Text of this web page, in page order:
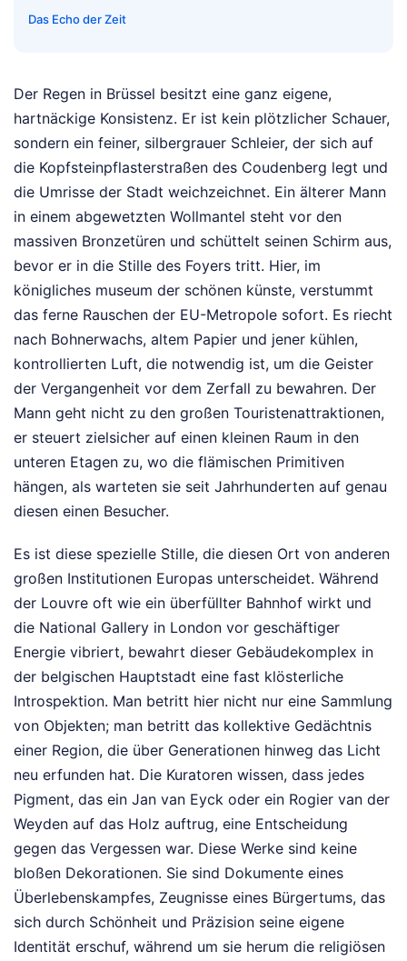
Das Echo der Zeit
Der Regen in Brüssel besitzt eine ganz eigene,
hartnäckige Konsistenz. Er ist kein plötzlicher Schauer,
sondern ein feiner, silbergrauer Schleier, der sich auf
die Kopfsteinpflasterstraßen des Coudenberg legt und
die Umrisse der Stadt weichzeichnet. Ein älterer Mann
in einem abgewetzten Wollmantel steht vor den
massiven Bronzetüren und schüttelt seinen Schirm aus,
bevor er in die Stille des Foyers tritt. Hier, im
königliches museum der schönen künste, verstummt
das ferne Rauschen der EU-Metropole sofort. Es riecht
nach Bohnerwachs, altem Papier und jener kühlen,
kontrollierten Luft, die notwendig ist, um die Geister
der Vergangenheit vor dem Zerfall zu bewahren. Der
Mann geht nicht zu den großen Touristenattraktionen,
er steuert zielsicher auf einen kleinen Raum in den
unteren Etagen zu, wo die flämischen Primitiven
hängen, als warteten sie seit Jahrhunderten auf genau
diesen einen Besucher.
Es ist diese spezielle Stille, die diesen Ort von anderen
großen Institutionen Europas unterscheidet. Während
der Louvre oft wie ein überfüllter Bahnhof wirkt und
die National Gallery in London vor geschäftiger
Energie vibriert, bewahrt dieser Gebäudekomplex in
der belgischen Hauptstadt eine fast klösterliche
Introspektion. Man betritt hier nicht nur eine Sammlung
von Objekten; man betritt das kollektive Gedächtnis
einer Region, die über Generationen hinweg das Licht
neu erfunden hat. Die Kuratoren wissen, dass jedes
Pigment, das ein Jan van Eyck oder ein Rogier van der
Weyden auf das Holz auftrug, eine Entscheidung
gegen das Vergessen war. Diese Werke sind keine
bloßen Dekorationen. Sie sind Dokumente eines
Überlebenskampfes, Zeugnisse eines Bürgertums, das
sich durch Schönheit und Präzision seine eigene
Identität erschuf, während um sie herum die religiösen